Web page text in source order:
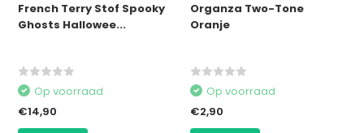
French Terry Stof Spooky
Ghosts Hallowee...
Op voorraad
€14,90
Organza Two-Tone
Oranje
Op voorraad
€2,90